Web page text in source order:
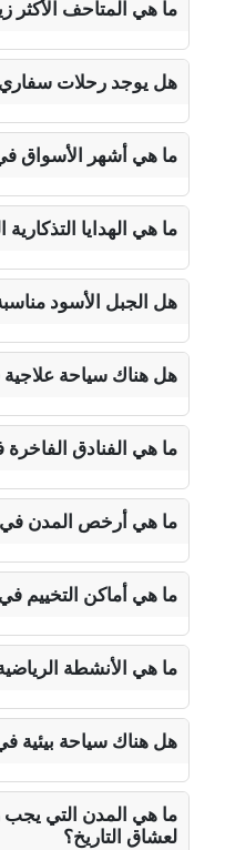
ما هي المتاحف الأكثر
هل يوجد رحلات سفاري
ما هي أشهر الأسواق
ما هي الهدايا
هل الجبل الأسود
هل هناك سياحة
ما هي الفنادق
ما هي أرخص المدن في
ما هي أماكن التخييم
ما هي الأنشطة
هل هناك سياحة بيئية
ما هي المدن التي يجب
لعشاق التاريخ؟